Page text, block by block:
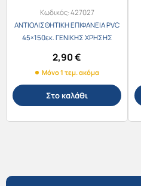
Κωδικός:427027
ΑΝΤΙΟΛΙΣΘΗΤΙΚΗ ΕΠΙΦΑΝΕΙΑ PVC
45×150εκ. ΓΕΝΙΚΗΣ ΧΡΗΣΗΣ
2,90€
Μόνο 1 τεμ. ακόμα
Στο καλάθι